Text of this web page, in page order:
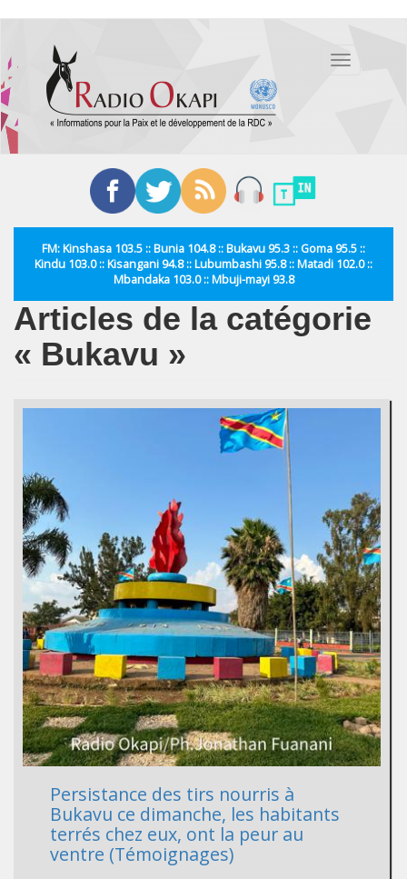
contenu
principal
Toggle
FM: Kinshasa 103.5 :: Bunia 104.8 :: Bukavu 95.3 :: Goma 95.5 ::
Kindu 103.0 :: Kisangani 94.8 :: Lubumbashi 95.8 :: Matadi 102.0 ::
Mbandaka 103.0 :: Mbuji-mayi 93.8
Articles de la catégorie
« Bukavu »
Persistance des tirs nourris à
Bukavu ce dimanche, les habitants
terrés chez eux, ont la peur au
ventre (Témoignages)